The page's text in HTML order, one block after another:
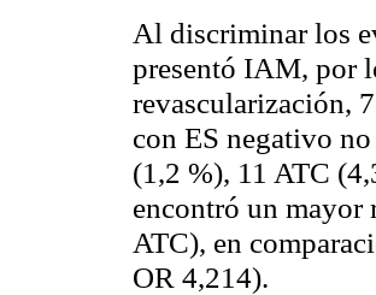
Al discriminar los
presentó IAM, por
revascularización,
con ES negativo
(1,2 %), 11 ATC
encontró un mayor
ATC), en
OR 4,214).